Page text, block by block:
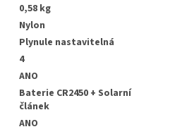
0,58 kg
Nylon
Plynule nastavitelná
4
ANO
Baterie CR2450 + Solarní
článek
ANO